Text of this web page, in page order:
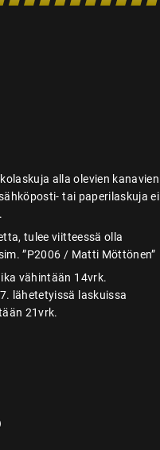
alla olevien kanavien
tai paperilaskuja ei
tulee viitteessä olla
”P2006 / Matti Möttönen”
vähintään 14vrk.
lähetetyissä laskuissa
21vrk.